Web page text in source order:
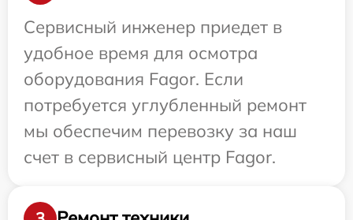
Сервисный инженер приедет в
удобное время для осмотра
оборудования Fagor. Если
потребуется углубленный ремонт
мы обеспечим перевозку за наш
счет в сервисный центр Fagor.